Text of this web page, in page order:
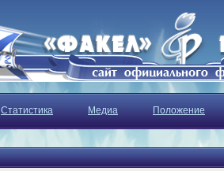
Статистика Медиа Положение